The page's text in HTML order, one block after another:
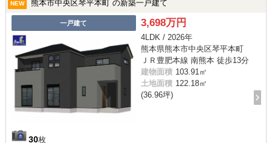
NEW 熊本市中央区琴平本町 の新築一戸建て
一戸建て
30枚
3,698万円
4LDK / 2026年
熊本県熊本市中央区琴平本町
ＪＲ豊肥本線 南熊本 徒歩13分
建物面積 103.91㎡
土地面積 122.18㎡
(36.96坪)